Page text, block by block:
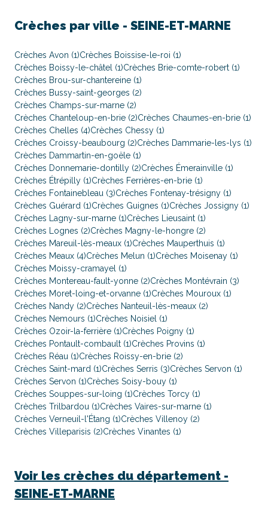
Crèches par ville - SEINE-ET-MARNE
Crèches Avon (1)Crèches Boissise-le-roi (1)
Crèches Boissy-le-châtel (1)Crèches Brie-comte-robert (1)
Crèches Brou-sur-chantereine (1)
Crèches Bussy-saint-georges (2)
Crèches Champs-sur-marne (2)
Crèches Chanteloup-en-brie (2)Crèches Chaumes-en-brie (1)
Crèches Chelles (4)Crèches Chessy (1)
Crèches Croissy-beaubourg (2)Crèches Dammarie-les-lys (1)
Crèches Dammartin-en-goële (1)
Crèches Donnemarie-dontilly (2)Crèches Émerainville (1)
Crèches Étrépilly (1)Crèches Ferrières-en-brie (1)
Crèches Fontainebleau (3)Crèches Fontenay-trésigny (1)
Crèches Guérard (1)Crèches Guignes (1)Crèches Jossigny (1)
Crèches Lagny-sur-marne (1)Crèches Lieusaint (1)
Crèches Lognes (2)Crèches Magny-le-hongre (2)
Crèches Mareuil-lès-meaux (1)Crèches Mauperthuis (1)
Crèches Meaux (4)Crèches Melun (1)Crèches Moisenay (1)
Crèches Moissy-cramayel (1)
Crèches Montereau-fault-yonne (2)Crèches Montévrain (3)
Crèches Moret-loing-et-orvanne (1)Crèches Mouroux (1)
Crèches Nandy (2)Crèches Nanteuil-lès-meaux (2)
Crèches Nemours (1)Crèches Noisiel (1)
Crèches Ozoir-la-ferrière (1)Crèches Poigny (1)
Crèches Pontault-combault (1)Crèches Provins (1)
Crèches Réau (1)Crèches Roissy-en-brie (2)
Crèches Saint-mard (1)Crèches Serris (3)Crèches Servon (1)
Crèches Servon (1)Crèches Soisy-bouy (1)
Crèches Souppes-sur-loing (1)Crèches Torcy (1)
Crèches Trilbardou (1)Crèches Vaires-sur-marne (1)
Crèches Verneuil-l'Étang (1)Crèches Villenoy (2)
Crèches Villeparisis (2)Crèches Vinantes (1)
Voir les crèches du département -
SEINE-ET-MARNE